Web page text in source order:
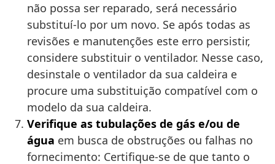
não possa ser reparado, será necessário
substituí-lo por um novo. Se após todas as
revisões e manutenções este erro persistir,
considere substituir o ventilador. Nesse caso,
desinstale o ventilador da sua caldeira e
procure uma substituição compatível com o
modelo da sua caldeira.
Verifique as tubulações de gás e/ou de
água em busca de obstruções ou falhas no
fornecimento: Certifique-se de que tanto o